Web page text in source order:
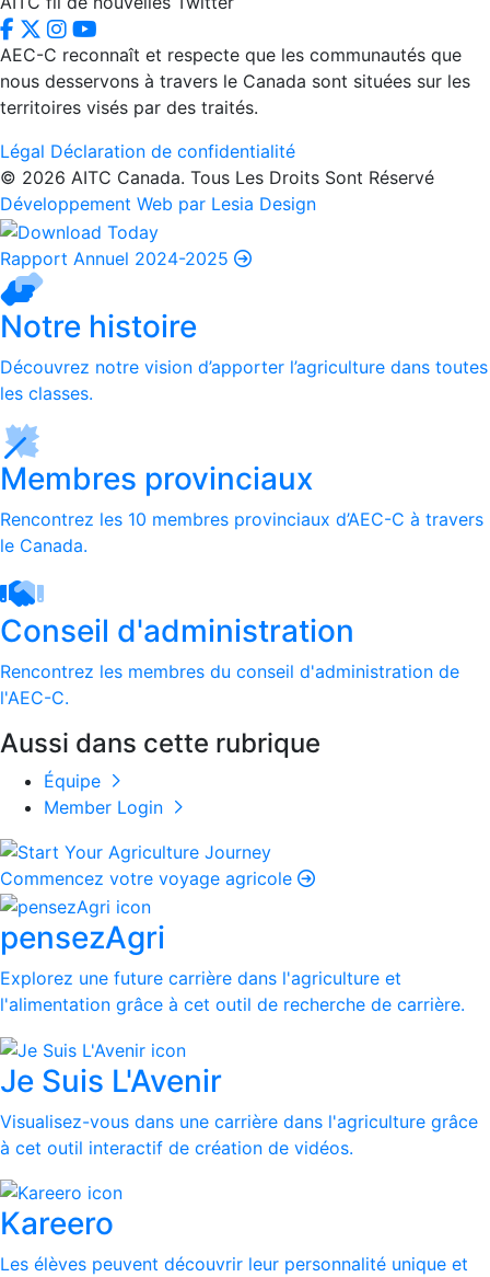
AEC-C reconnaît et respecte que les communautés que
nous desservons à travers le Canada sont situées sur les
territoires visés par des traités.
Légal Déclaration de confidentialité
© 2026 AITC Canada. Tous Les Droits Sont Réservé
Développement Web par Lesia Design
Rapport Annuel 2024-2025
Notre histoire
Découvrez notre vision d’apporter l’agriculture dans toutes
les classes.
Membres provinciaux
Rencontrez les 10 membres provinciaux d’AEC-C à travers
le Canada.
Conseil d'administration
Rencontrez les membres du conseil d'administration de
l'AEC-C.
Aussi dans cette rubrique
Équipe
Member Login
Commencez votre voyage agricole
pensezAgri
Explorez une future carrière dans l'agriculture et
l'alimentation grâce à cet outil de recherche de carrière.
Je Suis L'Avenir
Visualisez-vous dans une carrière dans l'agriculture grâce
à cet outil interactif de création de vidéos.
Kareero
Les élèves peuvent découvrir leur personnalité unique et